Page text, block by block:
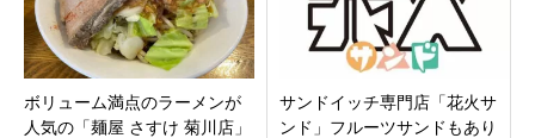
ボリューム満点のラーメンが
人気の「麺屋 さすけ 菊川店」
サンドイッチ専門店「花火サ
ンド」フルーツサンドもあり